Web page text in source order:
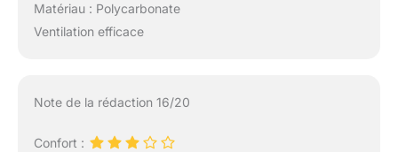
Matériau : Polycarbonate
Ventilation efficace
Note de la rédaction 16/20
Confort :